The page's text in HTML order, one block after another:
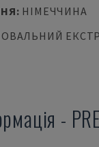
: НІМЕЧЧИНА
-